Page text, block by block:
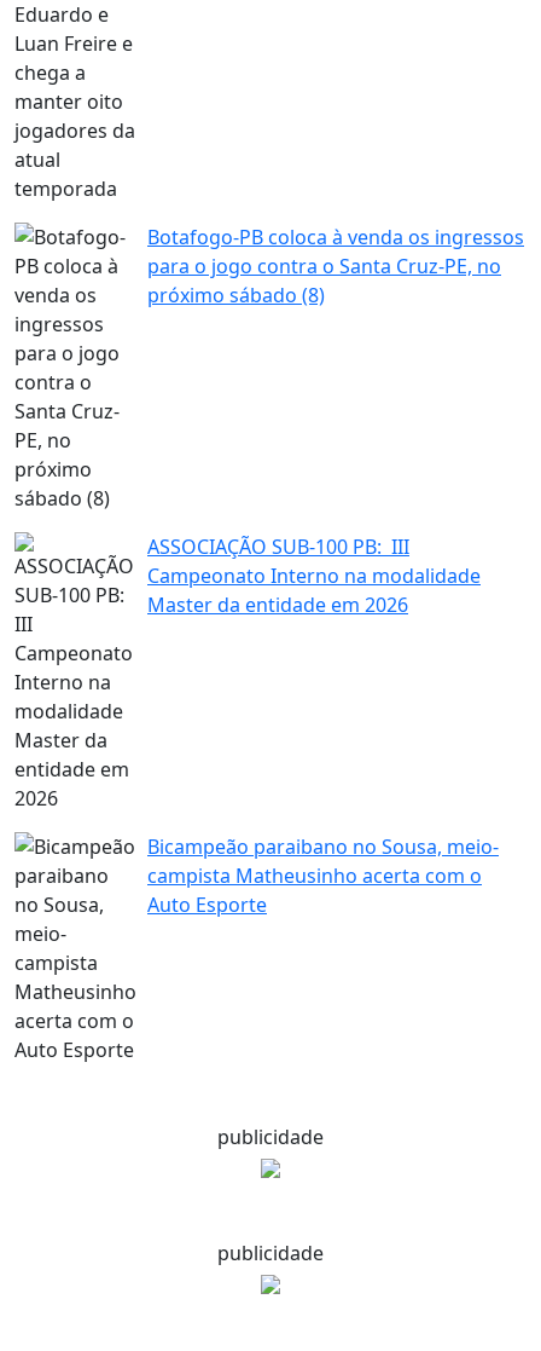
Botafogo-PB coloca à venda os ingressos
para o jogo contra o Santa Cruz-PE, no
próximo sábado (8)
ASSOCIAÇÃO SUB-100 PB: III
Campeonato Interno na modalidade
Master da entidade em 2026
Bicampeão paraibano no Sousa, meio-
campista Matheusinho acerta com o
Auto Esporte
publicidade
publicidade